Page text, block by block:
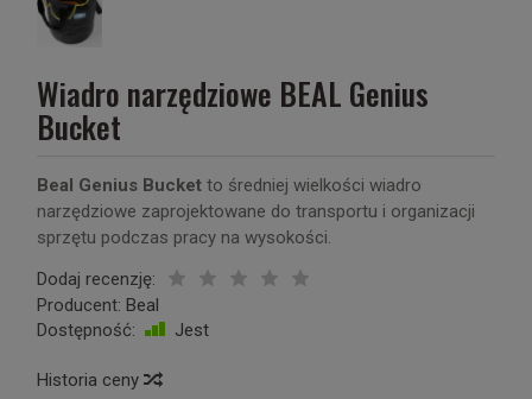
Wiadro narzędziowe BEAL Genius
Bucket
Beal Genius Bucket to średniej wielkości wiadro
narzędziowe zaprojektowane do transportu i organizacji
sprzętu podczas pracy na wysokości.
Dodaj recenzję:
Producent: Beal
Dostępność:
Jest
Historia ceny